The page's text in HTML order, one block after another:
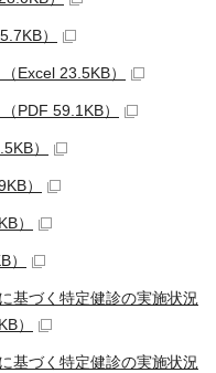
）
Excel 23.5KB）
PDF 59.1KB）
）
）
）
）
基づく特定健診の実施状況
）
基づく特定健診の実施状況